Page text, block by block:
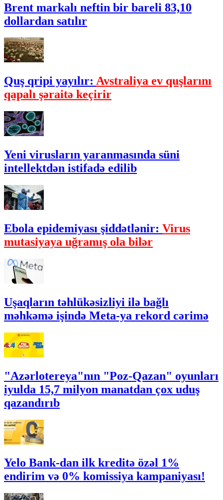
Brent markalı neftin bir bareli 83,10
dollardan satılır
Quş qripi yayılır: Avstraliya ev quşlarını
qapalı şəraitə keçirir
Yeni virusların yaranmasında süni
intellektdən istifadə edilib
Ebola epidemiyası şiddətlənir: Virus
mutasiyaya uğramış ola bilər
Uşaqların təhlükəsizliyi ilə bağlı
məhkəmə işində Meta-ya rekord cərimə
"Azərlotereya"nın "Poz-Qazan" oyunları
iyulda 15,7 milyon manatdan çox uduş
qazandırıb
Yelo Bank-dan ilk kreditə özəl 1%
endirim və 0% komissiya kampaniyası!